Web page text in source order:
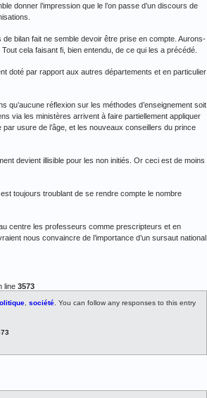
donner l’impression que le l’on passe d’un discours de
bilan fait ne semble devoir être prise en compte. Aurons-
cela faisant fi, bien entendu, de ce qui les a précédé.
doté par rapport aux autres départements et en particulier
qu’aucune réflexion sur les méthodes d’enseignement soit
via les ministères arrivent à faire partiellement appliquer
usure de l’âge, et les nouveaux conseillers du prince
devient illisible pour les non initiés. Or ceci est de moins
toujours troublant de se rendre compte le nombre
centre les professeurs comme prescripteurs et en
nous convaincre de l’importance d’un sursaut national
line 3573
société . You can follow any responses to this entry